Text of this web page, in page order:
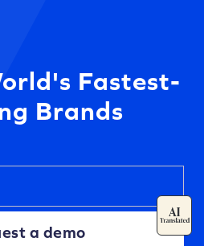
Fastest-
Brands
a demo